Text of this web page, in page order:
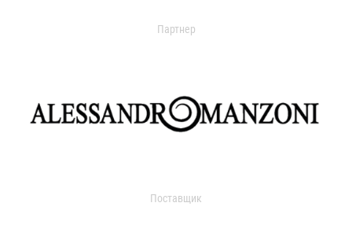
Партнер
Поставщик